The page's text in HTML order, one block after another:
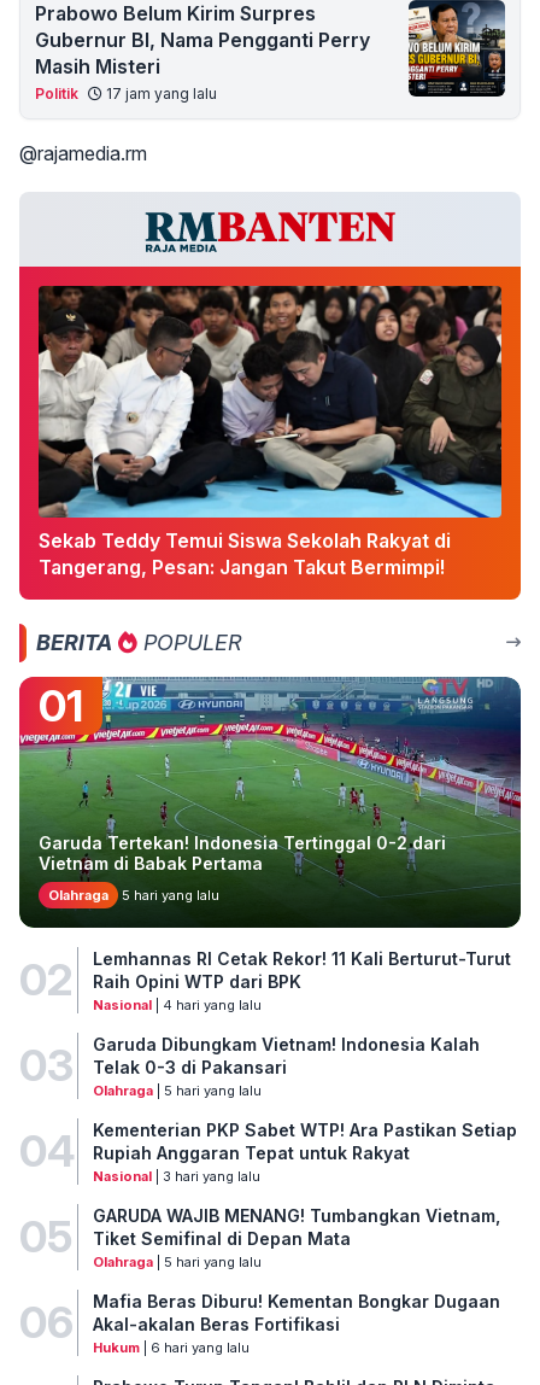
Prabowo Belum Kirim Surpres
Gubernur BI, Nama Pengganti Perry
Masih Misteri
Politik 17 jam yang lalu
@rajamedia.rm
Sekab Teddy Temui Siswa Sekolah Rakyat di
Tangerang, Pesan: Jangan Takut Bermimpi!
BERITA POPULER
01
Garuda Tertekan! Indonesia Tertinggal 0-2 dari
Vietnam di Babak Pertama
Olahraga 5 hari yang lalu
02
Lemhannas RI Cetak Rekor! 11 Kali Berturut-Turut
Raih Opini WTP dari BPK
Nasional| 4 hari yang lalu
03
Garuda Dibungkam Vietnam! Indonesia Kalah
Telak 0-3 di Pakansari
Olahraga| 5 hari yang lalu
04
Kementerian PKP Sabet WTP! Ara Pastikan Setiap
Rupiah Anggaran Tepat untuk Rakyat
Nasional| 3 hari yang lalu
05
GARUDA WAJIB MENANG! Tumbangkan Vietnam,
Tiket Semifinal di Depan Mata
Olahraga| 5 hari yang lalu
06
Mafia Beras Diburu! Kementan Bongkar Dugaan
Akal-akalan Beras Fortifikasi
Hukum| 6 hari yang lalu